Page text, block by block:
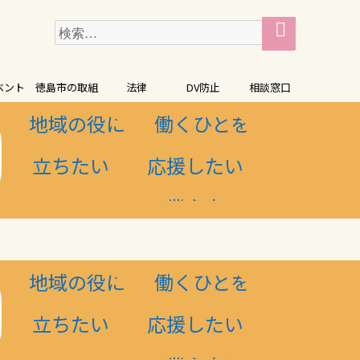
検
検
ント 徳島市の取組 法律 DV防止 相談窓口